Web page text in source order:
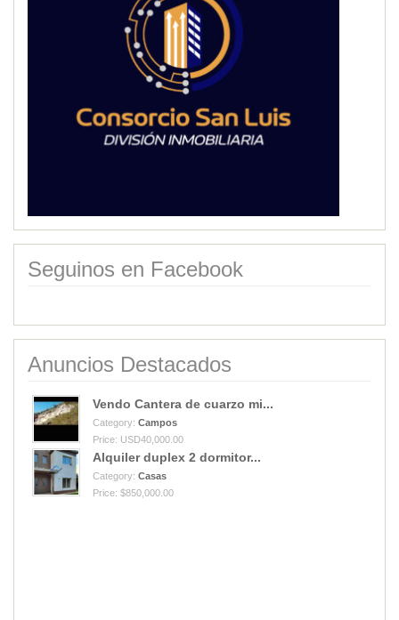
Seguinos en Facebook
Anuncios Destacados
Vendo Cantera de cuarzo mi...
Category: Campos
Price: USD40,000.00
Alquiler duplex 2 dormitor...
Category: Casas
Price: $850,000.00